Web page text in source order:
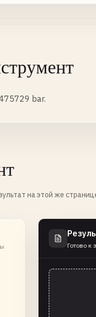
bar.
на этой же
Готово к